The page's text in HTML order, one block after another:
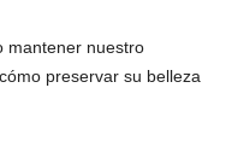
mantener nuestro
preservar su belleza